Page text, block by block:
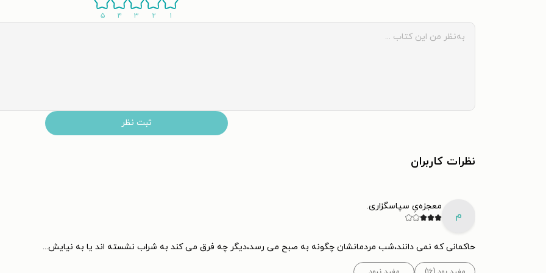
خلیل جبران زمانی که در لبنان زندگی می‌کرد، با ژوزفین پرستون پیبادی، شاعر مشهوری که او را پیش‌تر در یکی از
برقرار کرد. در سال ۱۹۰۳، پیبادی به او کمک کرد تا برخی از آثارش را در کالج ولزلی در ماساچوست به نمایش بگذارد.
استفاده کرد. اگرچه هاسکل ده سال از جبران بزرگ‌تر بود، با این حال آن دو با یکدیگر صمیمی شدند و دوستی آن‌ها تا زمان
جبران به نام عروس دشت‌ها منتشر شد که شامل سه داستان کوتاه بود.
سومین کتاب جبران به نام ارواح سرکش در سال ۱۹۰۸ منتشر شد. این کتاب به برخی مسائل اجتماعی
به شدت از محتوای این کتاب ناراضی بودند، او را تهدید به تکفیر کردند و دولت لبنان نیز این کتاب را محکوم کرد.
۱ ۲ ۳ ۴ ۵
ثبت نظر
نظرات کاربران
م
معجزه‌یِ سپاسگزاری.
حاکمانی که نمی دانند،شب مردمانشان چگونه به صبح می رسد،دیگر چه فرق می کند به شراب نشسته اند یا به نیایش...